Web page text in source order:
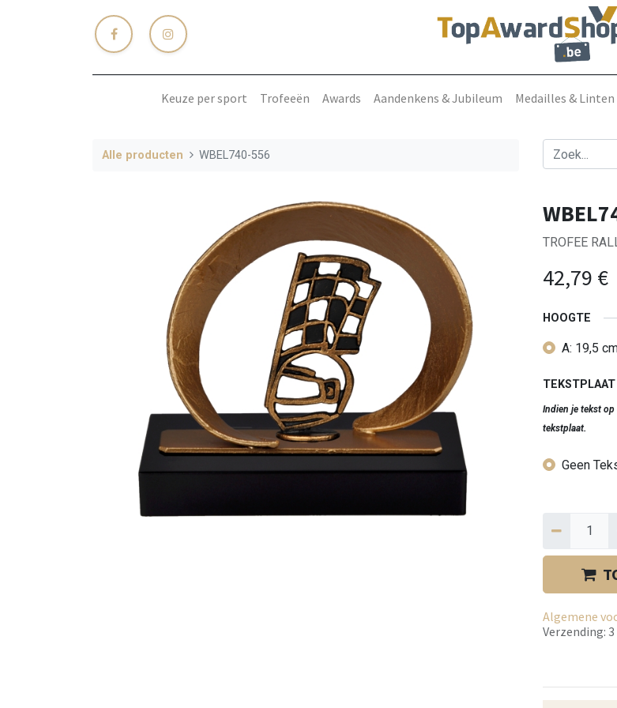
Keuze per sport Trofeeën Awards Aandenkens & Jubileum Medailles & Linten
Alle producten WBEL740-556
TROFEE
42,79 €
HOOGTE
A: 19,5
TEKSTPLAAT
Indien je tekst op
tekstplaat.
Geen
Algemene
Verzending: